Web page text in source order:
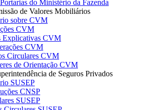
do Ministério da Fazenda
de Valores Mobiliários
sobre CVM
CVM
Explicativas CVM
CVM
Circulares CVM
de Orientação CVM
de Seguros Privados
SUSEP
CNSP
SUSEP